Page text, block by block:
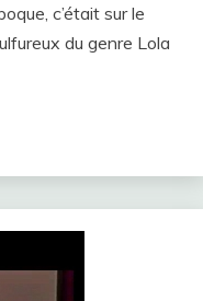
c’était sur le
du genre Lola